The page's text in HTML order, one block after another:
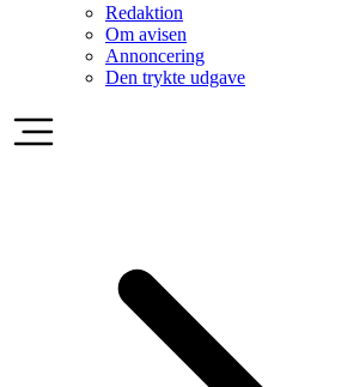
Redaktion
Om avisen
Annoncering
Den trykte udgave